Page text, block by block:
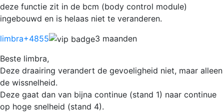
deze functie zit in de bcm (body control module)
ingebouwd en is helaas niet te veranderen.
limbra+4855
3 maanden
Beste limbra,
Deze draairing verandert de gevoeligheid niet, maar alleen
de wissnelheid.
Deze gaat dan van bijna continue (stand 1) naar continue
op hoge snelheid (stand 4).